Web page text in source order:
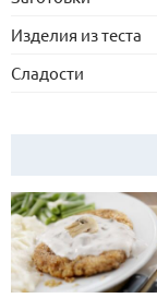
Изделия из теста
Сладости